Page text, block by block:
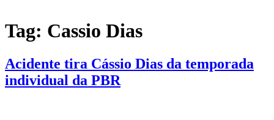
Tag: Cassio Dias
Acidente tira Cássio Dias da temporada
individual da PBR